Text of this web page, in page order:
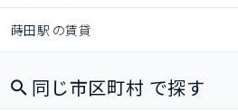
蒔田駅 の賃貸
同じ市区町村 で探す